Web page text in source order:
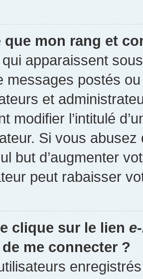
que mon rang et
apparaissent
messages postés
et
modifier l’intitulé
Si vous
but d’augmenter
peut rabaisser
clique sur le lien
me connecter ?